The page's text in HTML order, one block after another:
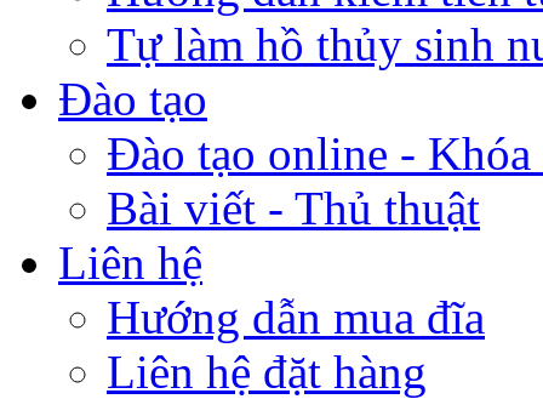
Tự làm hồ thủy sinh
Đào tạo
Đào tạo online -
Bài viết - Thủ thuật
Liên hệ
Hướng dẫn mua đĩa
Liên hệ đặt hàng